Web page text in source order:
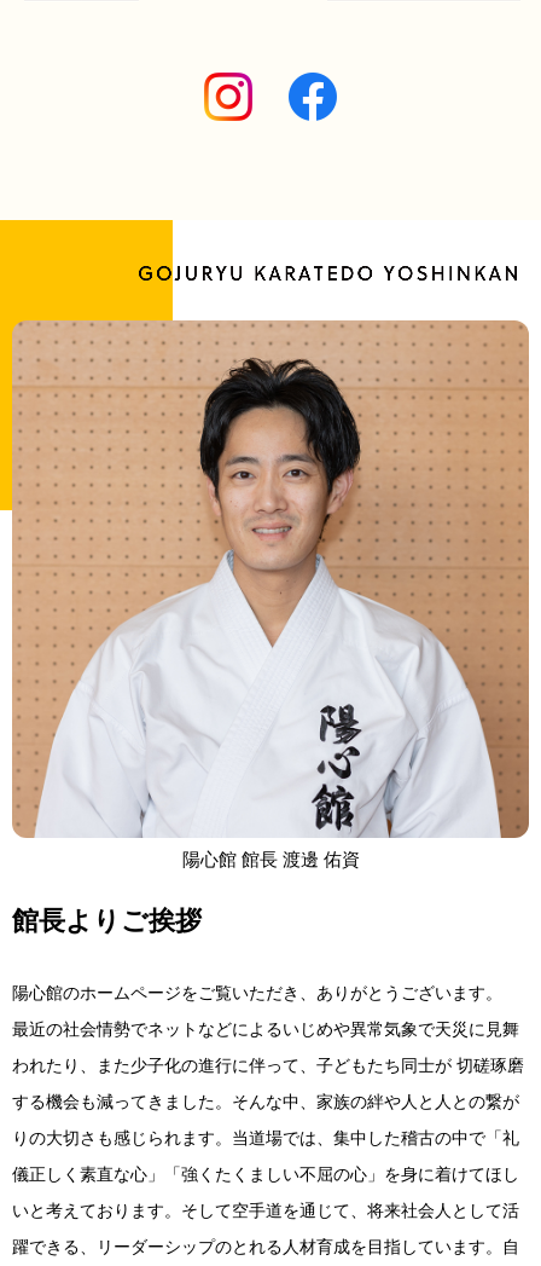
陽心館 館長 渡邊 佑資
館長よりご挨拶
陽心館のホームページをご覧いただき、ありがとうございます。
最近の社会情勢でネットなどによるいじめや異常気象で天災に見舞
われたり、また少子化の進行に伴って、子どもたち同士が 切磋琢磨
する機会も減ってきました。そんな中、家族の絆や人と人との繋が
りの大切さも感じられます。当道場では、集中した稽古の中で「礼
儀正しく素直な心」「強くたくましい不屈の心」を身に着けてほし
いと考えております。そして空手道を通じて、将来社会人として活
躍できる、リーダーシップのとれる人材育成を目指しています。自